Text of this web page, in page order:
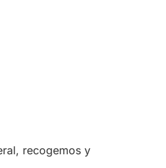
recogemos y